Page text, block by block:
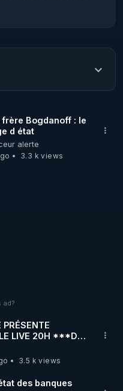
que vous avez
Bogdanoff : le
d état
alerte
3.3 k views
ad?
20H ***DU
3.5 k views
des banques